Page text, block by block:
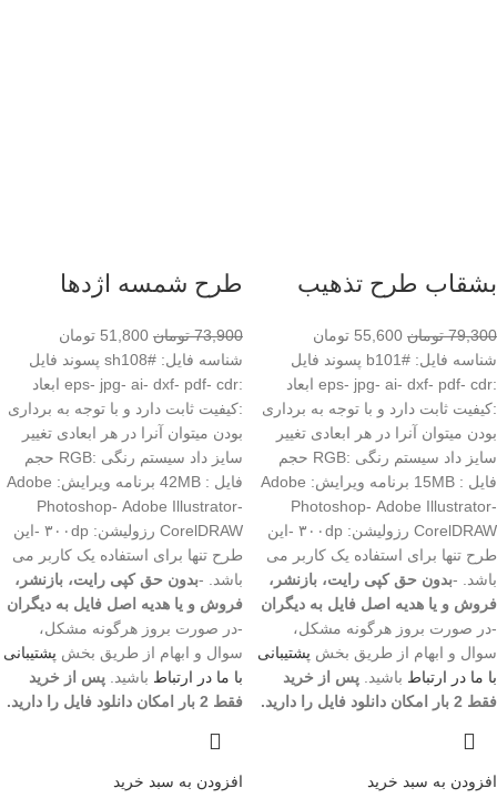
بشقاب طرح تذهیب
79,300 تومان 55,600 تومان
شناسه فایل: #b101 پسوند فایل
:eps- jpg- ai- dxf- pdf- cdr ابعاد
:کیفیت ثابت دارد و با توجه به برداری
بودن میتوان آنرا در هر ابعادی تغییر
سایز داد سیستم رنگی :RGB حجم
فایل : 15MB برنامه ویرایش: Adobe
Photoshop- Adobe Illustrator-
CorelDRAW رزولیشن: ۳۰۰dp -این
طرح تنها برای استفاده یک کاربر می
باشد. -بدون حق کپی رایت، بازنشر،
فروش و یا هدیه اصل فایل به دیگران
-در صورت بروز هرگونه مشکل،
سوال و ابهام از طریق بخش پشتیبانی
با ما در ارتباط باشید. پس از خرید
فقط 2 بار امکان دانلود فایل را دارید.
افزودن به سبد خرید
طرح شمسه اژدها
73,900 تومان 51,800 تومان
شناسه فایل: #sh108 پسوند فایل
:eps- jpg- ai- dxf- pdf- cdr ابعاد
:کیفیت ثابت دارد و با توجه به برداری
بودن میتوان آنرا در هر ابعادی تغییر
سایز داد سیستم رنگی :RGB حجم
فایل : 42MB برنامه ویرایش: Adobe
Photoshop- Adobe Illustrator-
CorelDRAW رزولیشن: ۳۰۰dp -این
طرح تنها برای استفاده یک کاربر می
باشد. -بدون حق کپی رایت، بازنشر،
فروش و یا هدیه اصل فایل به دیگران
-در صورت بروز هرگونه مشکل،
سوال و ابهام از طریق بخش پشتیبانی
با ما در ارتباط باشید. پس از خرید
فقط 2 بار امکان دانلود فایل را دارید.
افزودن به سبد خرید